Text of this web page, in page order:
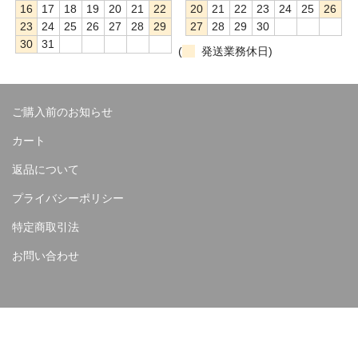
16
17 18 19 20 21
22
23
24 25 26 27 28
29
30
31
20
21 22 23 24 25
26
27
28 29
30
(
発送業務休日)
ご購入前のお知らせ
カート
返品について
プライバシーポリシー
特定商取引法
お問い合わせ